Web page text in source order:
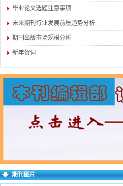
毕业论文选题注意事项
未来期刊行业发展前景趋势分析
期刊出版市场规模分析
新年贺词
期刊图片